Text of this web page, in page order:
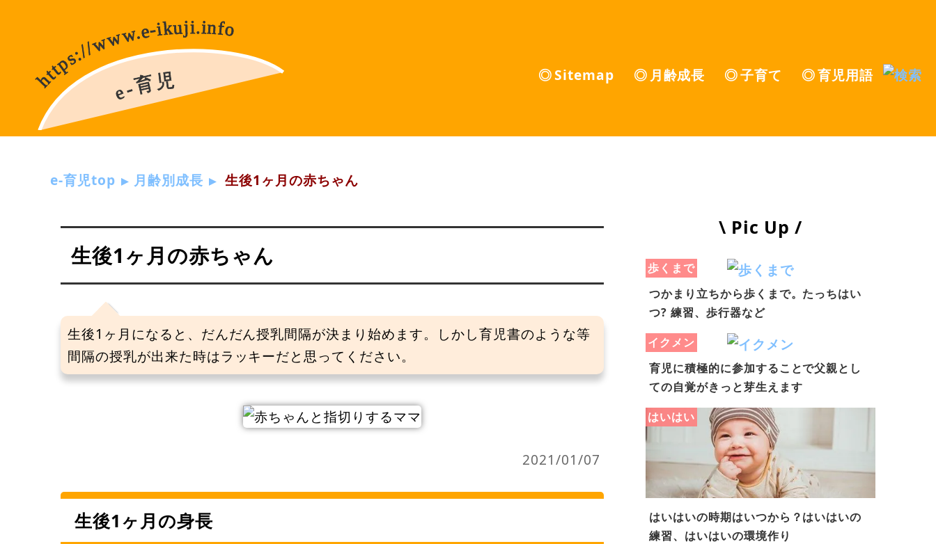
Sitemap 月齢成長 子育て 育児用語
e-育児top 月齢別成長 生後1ヶ月の赤ちゃん
生後1ヶ月の赤ちゃん
生後1ヶ月になると、だんだん授乳間隔が決まり始めます。しかし育児書のような等
間隔の授乳が出来た時はラッキーだと思ってください。
2021/01/07
生後1ヶ月の身長
\ Pic Up /
歩くまで
つかまり立ちから歩くまで。たっちはい
つ? 練習、歩行器など
イクメン
育児に積極的に参加することで父親とし
ての自覚がきっと芽生えます
はいはい
はいはいの時期はいつから？はいはいの
練習、はいはいの環境作り